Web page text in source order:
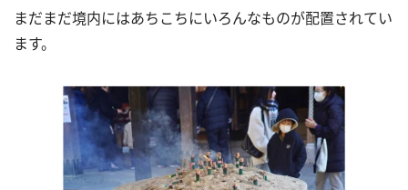
まだまだ境内にはあちこちにいろんなものが配置されてい
ます。